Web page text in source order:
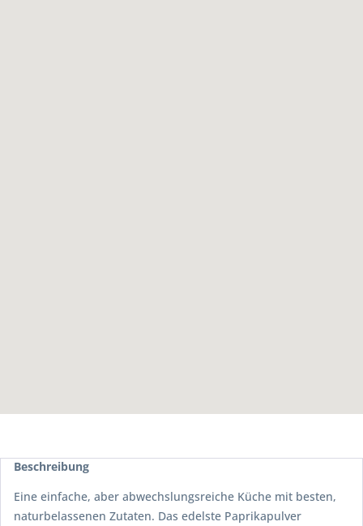
Beschreibung
Eine einfache, aber abwechslungsreiche Küche mit besten,
naturbelassenen Zutaten. Das edelste Paprikapulver